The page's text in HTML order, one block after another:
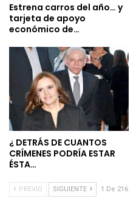
Estrena carros del año… y
tarjeta de apoyo
económico de…
¿ DETRÁS DE CUANTOS
CRÍMENES PODRÍA ESTAR
ÉSTA…
PREVIO SIGUIENTE 1 De 216